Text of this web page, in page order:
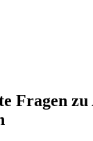
Fragen zu